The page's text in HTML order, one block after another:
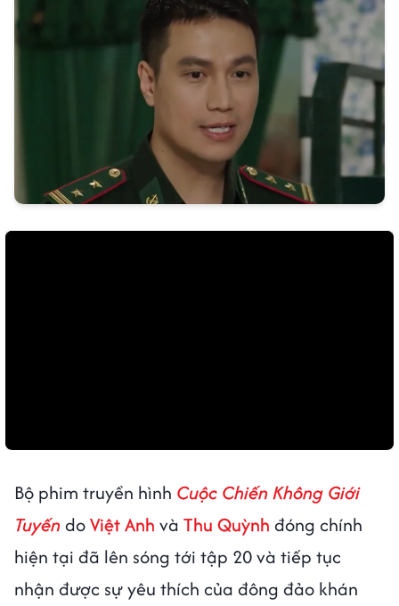
Bộ phim truyền hình Cuộc Chiến Không Giới
Tuyến doViệt Anh và Thu Quỳnh đóng chính
hiện tại đã lên sóng tới tập 20 và tiếp tục
nhận được sự yêu thích của đông đảo khán